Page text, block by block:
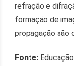
refração e
formação de
propagação são
Fonte: